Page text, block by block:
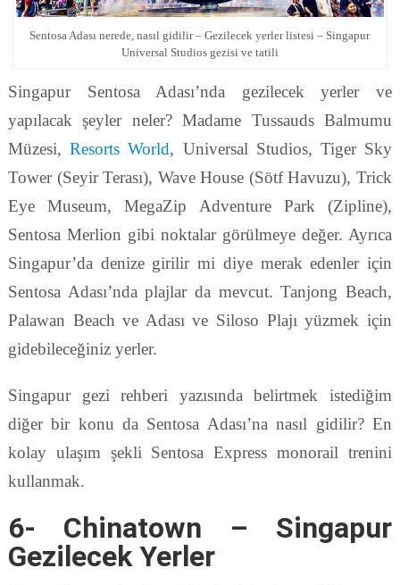
Sentosa Adası nerede, nasıl gidilir – Gezilecek yerler listesi – Singapur
Universal Studios gezisi ve tatili
Singapur Sentosa Adası’nda gezilecek yerler ve
yapılacak şeyler neler? Madame Tussauds Balmumu
Müzesi,Resorts World, Universal Studios, Tiger Sky
Tower (Seyir Terası), Wave House (Sötf Havuzu), Trick
Eye Museum, MegaZip Adventure Park (Zipline),
Sentosa Merlion gibi noktalar görülmeye değer. Ayrıca
Singapur’da denize girilir mi diye merak edenler için
Sentosa Adası’nda plajlar da mevcut. Tanjong Beach,
Palawan Beach ve Adası ve Siloso Plajı yüzmek için
gidebileceğiniz yerler.
Singapur gezi rehberi yazısında belirtmek istediğim
diğer bir konu da Sentosa Adası’na nasıl gidilir? En
kolay ulaşım şekli Sentosa Express monorail trenini
kullanmak.
6- Chinatown – Singapur
Gezilecek Yerler